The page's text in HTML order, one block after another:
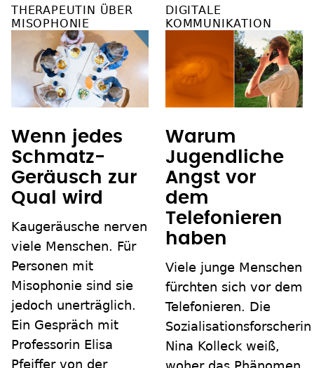
THERAPEUTIN ÜBER
MISOPHONIE
Wenn jedes
Schmatz-
Geräusch zur
Qual wird
Kaugeräusche nerven
viele Menschen. Für
Personen mit
Misophonie sind sie
jedoch unerträglich.
Ein Gespräch mit
Professorin Elisa
Pfeiffer von der
DIGITALE
KOMMUNIKATION
Warum
Jugendliche
Angst vor
dem
Telefonieren
haben
Viele junge Menschen
fürchten sich vor dem
Telefonieren. Die
Sozialisationsforscherin
Nina Kolleck weiß,